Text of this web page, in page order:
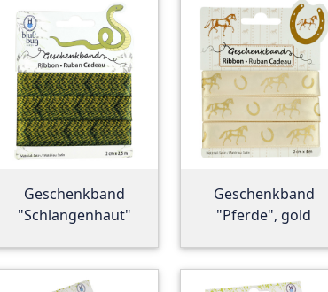
Geschenkband
"Schlangenhaut"
Geschenkband
"Pferde", gold